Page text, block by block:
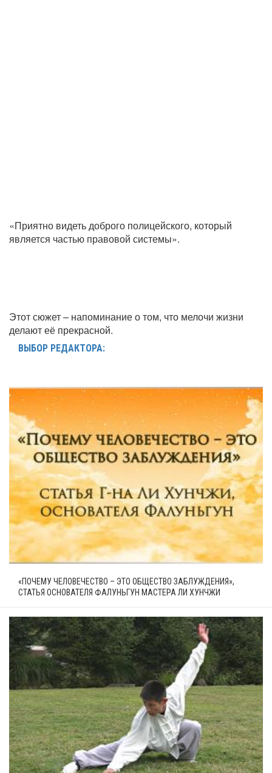
«Приятно видеть доброго полицейского, который
является частью правовой системы».
Этот сюжет – напоминание о том, что мелочи жизни
делают её прекрасной.
ВЫБОР РЕДАКТОРА:
«ПОЧЕМУ ЧЕЛОВЕЧЕСТВО – ЭТО ОБЩЕСТВО ЗАБЛУЖДЕНИЯ»,
СТАТЬЯ ОСНОВАТЕЛЯ ФАЛУНЬГУН МАСТЕРА ЛИ ХУНЧЖИ